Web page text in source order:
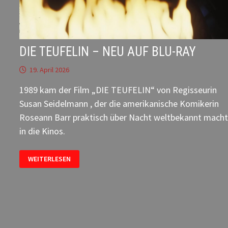
DIE TEUFELIN – NEU AUF BLU-RAY
19. April 2026
1989 kam der Film „DIE TEUFELIN“ von Regisseurin
Susan Seidelmann , der die amerikanische Komikerin
Roseann Barr praktisch über Nacht weltbekannt
in die Kinos.
DIE
TEUFELIN
–
WEITERLESEN